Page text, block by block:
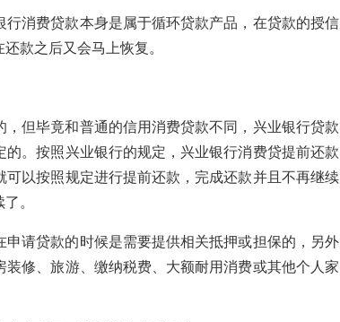
消费贷款本身是属于循环贷款产品，在贷款的授信
款之后又会马上恢复。
但毕竟和普通的信用消费贷款不同，兴业银行贷款
。按照兴业银行的规定，兴业银行消费贷提前还款
以按照规定进行提前还款，完成还款并且不再继续
。
请贷款的时候是需要提供相关抵押或担保的，另外
修、旅游、缴纳税费、大额耐用消费或其他个人家